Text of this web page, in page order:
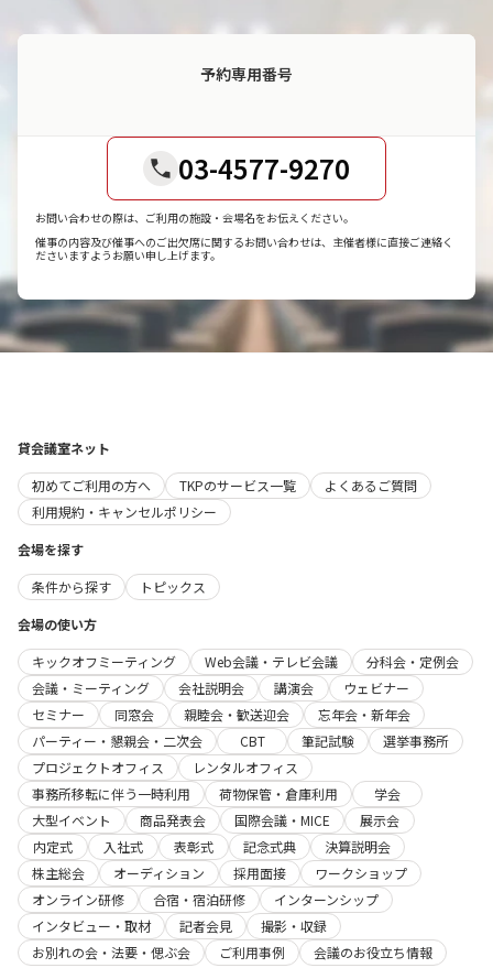
予約専用番号
03-4577-9270
お問い合わせの際は、ご利用の施設・会場名をお伝えください。
催事の内容及び催事へのご出欠席に関するお問い合わせは、主催者様に直接ご連絡く
ださいますようお願い申し上げます。
貸会議室ネット
初めてご利用の方へ
TKPのサービス一覧
よくあるご質問
利用規約・キャンセルポリシー
会場を探す
条件から探す
トピックス
会場の使い方
キックオフミーティング
Web会議・テレビ会議
分科会・定例会
会議・ミーティング
会社説明会 講演会
ウェビナー
セミナー
同窓会 親睦会・歓送迎会
忘年会・新年会
パーティー・懇親会・二次会
CBT 筆記試験
選挙事務所
プロジェクトオフィス
レンタルオフィス
事務所移転に伴う一時利用
荷物保管・倉庫利用
学会
大型イベント
商品発表会 国際会議・MICE
展示会
内定式
入社式 表彰式 記念式典
決算説明会
株主総会
オーディション 採用面接
ワークショップ
オンライン研修
合宿・宿泊研修
インターンシップ
インタビュー・取材
記者会見
撮影・収録
お別れの会・法要・偲ぶ会
ご利用事例 会議のお役立ち情報